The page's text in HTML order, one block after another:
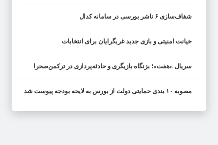
شفاف‌سازی ۶ ناشر بورسی در سامانه کدال
خیانت امنیتی و بازی جدید غربگرایان برای انتخابات
سریال «هفت»؛ بزنگاه بازیگری و حادثه‌پردازی در ترکمن‌صحرا
مصوبه ۱۰ بندی حمایتی دولت از بورس به لایحه بودجه پیوست شد